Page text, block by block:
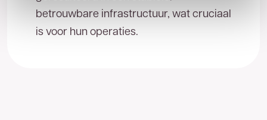
betrouwbare infrastructuur, wat cruciaal
is voor hun operaties.